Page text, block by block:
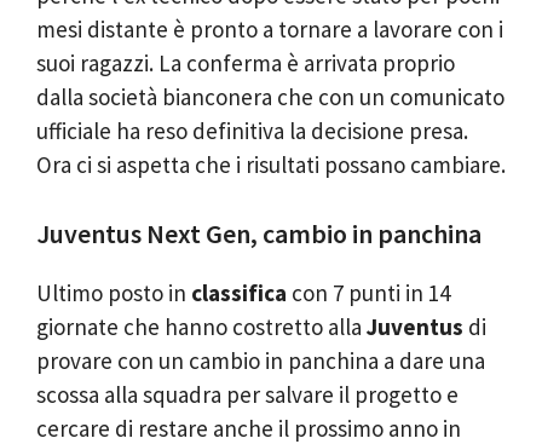
mesi distante è pronto a tornare a lavorare con i
suoi ragazzi. La conferma è arrivata proprio
dalla società bianconera che con un comunicato
ufficiale ha reso definitiva la decisione presa.
Ora ci si aspetta che i risultati possano cambiare.
Juventus Next Gen, cambio in panchina
Ultimo posto in classifica con 7 punti in 14
giornate che hanno costretto alla Juventus di
provare con un cambio in panchina a dare una
scossa alla squadra per salvare il progetto e
cercare di restare anche il prossimo anno in